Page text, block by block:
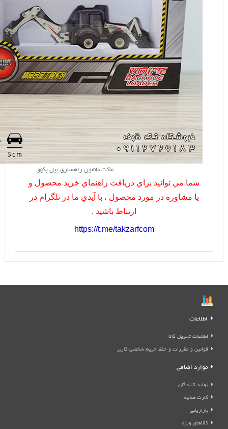
ماکت ماشین راهسازی بیل بکهو
شما مي توانيد براي دريافت راهنماي خريد محصول و
يا مشاوره در مورد محصول ، با آيدي ما در تلگرام در
ارتباط باشيد .
https://t.me/takzarfcom
اطلاعات
اطلاعات تحویل کالا
قوانین و مقررات و حفظ حریم شخصی کاربر
موارد اضافی
تولید کنندگان
کارت هدیه
بازاریابی
کالاهای ویژه